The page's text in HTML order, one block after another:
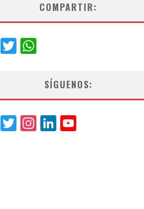
COMPARTIR:
Facebook
Twitter
SÍGUENOS:
Facebook
Twitter
Instagram
LinkedIn